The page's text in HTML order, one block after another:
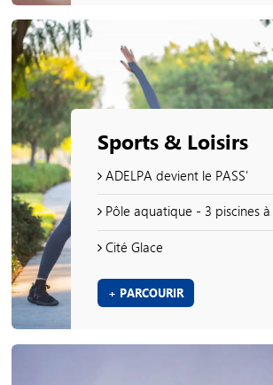
Sports & Loisirs
ADELPA devient le PASS'
Pôle aquatique - 3 piscines à
Cité Glace
+ PARCOURIR